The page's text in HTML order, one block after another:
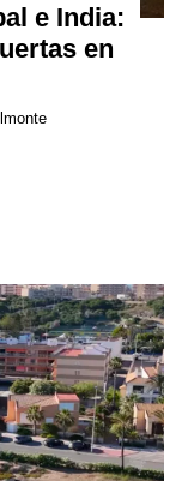
e India:
en